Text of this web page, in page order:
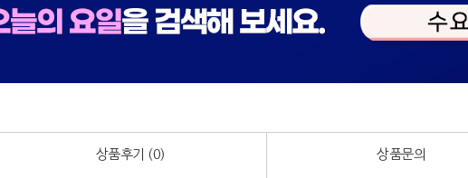
상품후기 (0) 상품문의